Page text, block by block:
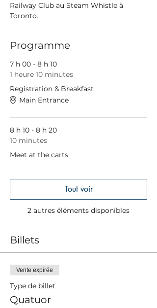
Railway Club au Steam Whistle à
Toronto.
Programme
7 h 00 - 8 h 10
1 heure 10 minutes
Registration & Breakfast
Main Entrance
8 h 10 - 8 h 20
10 minutes
Meet at the carts
2 autres éléments disponibles
Tout voir
Billets
Vente expirée
Type de billet
Quatuor